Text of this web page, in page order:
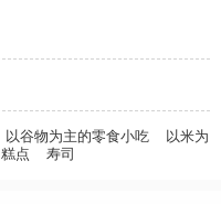
以谷物为主的零食小吃
以米为
糕点 寿司